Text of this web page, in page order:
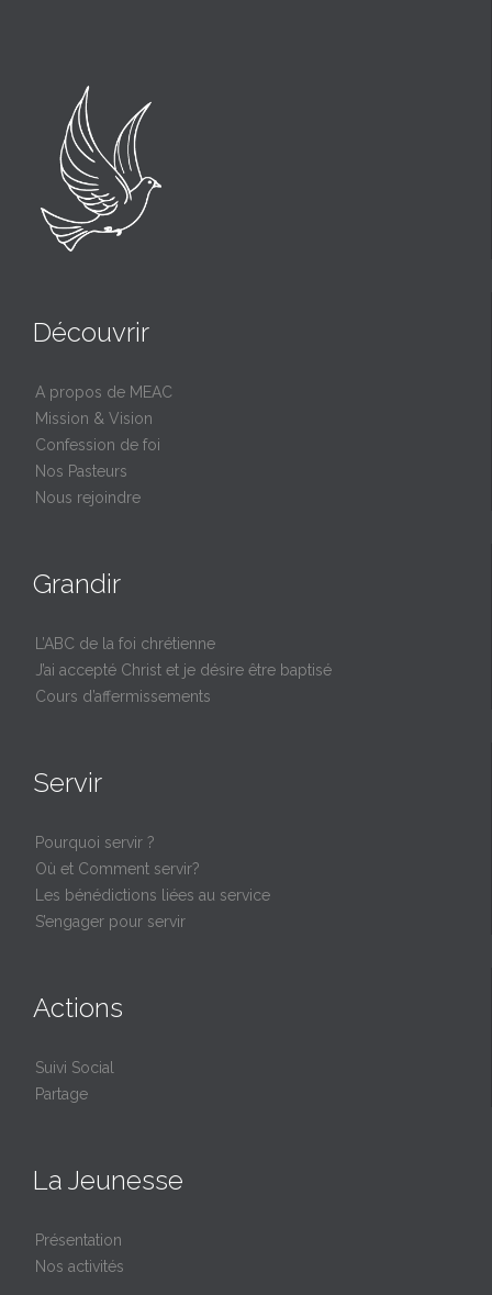
Découvrir
A propos de MEAC
Mission & Vision
Confession de foi
Nos Pasteurs
Nous rejoindre
Grandir
L’ABC de la foi chrétienne
J’ai accepté Christ et je désire être baptisé
Cours d’affermissements
Servir
Pourquoi servir ?
Où et Comment servir?
Les bénédictions liées au service
S’engager pour servir
Actions
Suivi Social
Partage
La Jeunesse
Présentation
Nos activités